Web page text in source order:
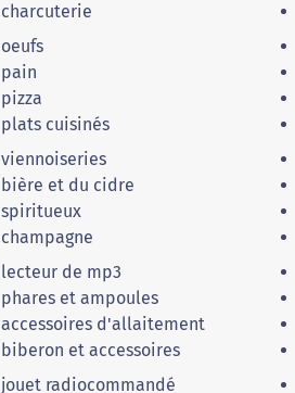
charcuterie
oeufs
pain
pizza
plats cuisinés
viennoiseries
bière et du cidre
spiritueux
champagne
lecteur de mp3
phares et ampoules
accessoires d'allaitement
biberon et accessoires
jouet radiocommandé